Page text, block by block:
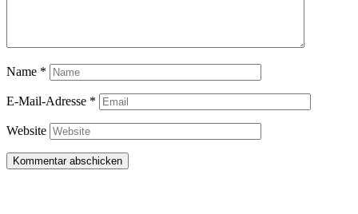
Name *
E-Mail-Adresse *
Website